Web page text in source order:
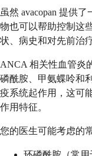
虽然 avacopan 提供
物也可以帮助控制这
状、病史和对先前治
ANCA 相关性血管炎
磷酰胺、甲氨蝶呤和
疫系统起作用，这可
作用特征。
您的医生可能考虑的